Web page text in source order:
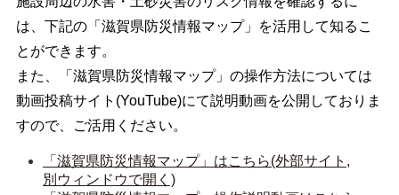
は、下記の「滋賀県防災情報マップ」を活用して知るこ
とができます。
また、「滋賀県防災情報マップ」の操作方法については
動画投稿サイト(YouTube)にて説明動画を公開しておりま
すので、ご活用ください。
「滋賀県防災情報マップ」はこちら(外部サイト,
別ウィンドウで開く)